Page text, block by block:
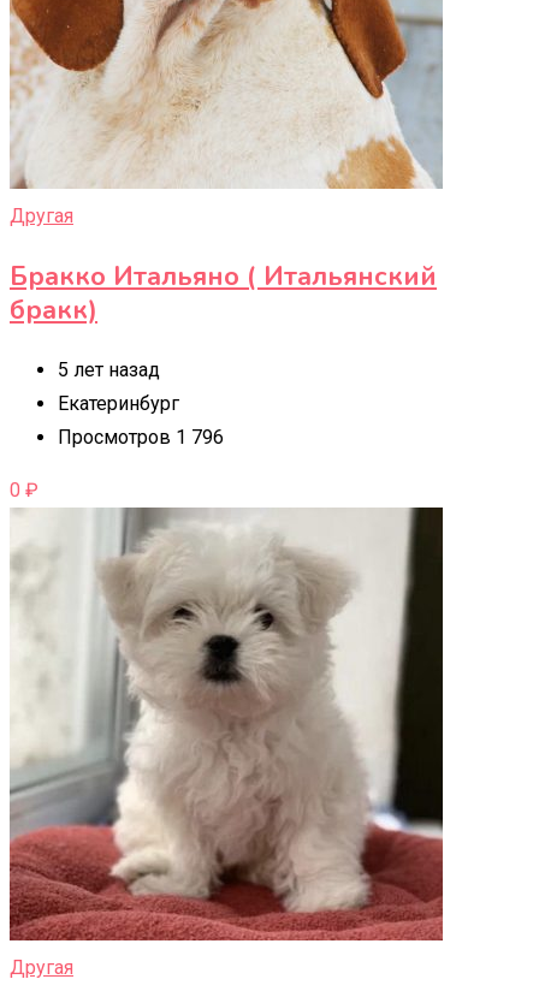
Другая
Бракко Итальяно ( Итальянский
бракк)
5 лет назад
Екатеринбург
Просмотров 1 796
0 ₽
Другая